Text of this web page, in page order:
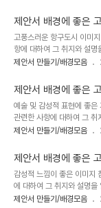
▣ 제안서 ..
요소가 있었습니다. 이에 대
지"라는 시리즈 제목으로
"제안서 배경에 좋은 고해
았습니다. 어떤 내용인지 한
리 길지 않습니다. ^^ 이
배경에 좋..
제안서 배경에 좋은
고풍스러운 항구도시 이미
항에 대하여 그 취지와 설명
을 추가합니다. 처음 제안서
민되는 요소가 있었습니다.
은 이미지"라는 시리즈 제
번째 글 "제안서 배경에 좋
밝혀 놓았습니다. 어떤 내용
용은 그리 길지 않습니다.
제안서 배경에..
제안서 만들기/배경모음
제안서 배경에 좋은
예술 및 감성적 표현에 좋은
관련한 사항에 대하여 그 취
으로 첨언을 추가합니다. 처
여러 고민되는 요소가 있었
경에 좋은 이미지"라는 시
서 그 첫번째 글 "제안서 배
생각을 밝혀 놓았습니다. 어
_) 내용은 그리 길지 않습
제안서 만들기/배경모음
제안서 배경에 좋은
감성적 느낌이 좋은 이미지
에 대하여 그 취지와 설명을
추가합니다. 처음 제안서와
제안서 만들기/배경모음